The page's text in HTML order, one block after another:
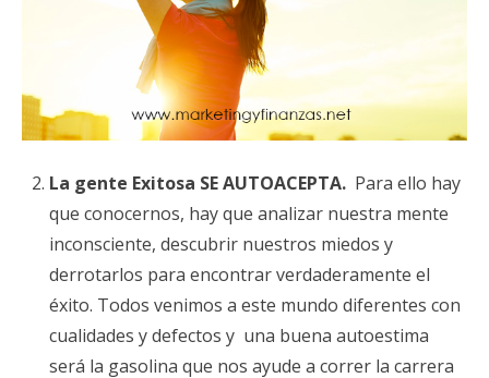
La gente Exitosa SE AUTOACEPTA. Para ello hay
que conocernos, hay que analizar nuestra mente
inconsciente, descubrir nuestros miedos y
derrotarlos para encontrar verdaderamente el
éxito. Todos venimos a este mundo diferentes con
cualidades y defectos y una buena autoestima
será la gasolina que nos ayude a correr la carrera